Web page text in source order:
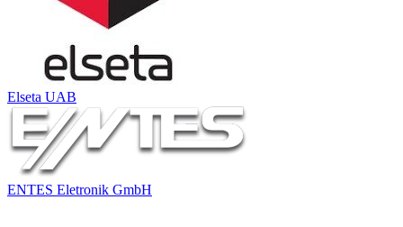
Elseta UAB
ENTES Eletronik GmbH